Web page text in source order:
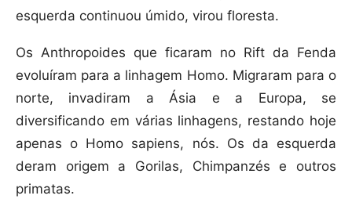
esquerda continuou úmido, virou floresta.
Os Anthropoides que ficaram no Rift da Fenda
evoluíram para a linhagem Homo. Migraram para o
norte, invadiram a Ásia e a Europa, se
diversificando em várias linhagens, restando hoje
apenas o Homo sapiens, nós. Os da esquerda
deram origem a Gorilas, Chimpanzés e outros
primatas.